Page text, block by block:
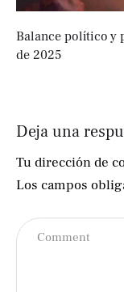
Balance político y
de 2025
Deja una
Tu dirección de
Los campos